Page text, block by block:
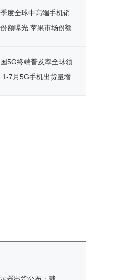
季度全球中高端手机销
额曝光 苹果市场份额
5G终端普及率全球领
1-7月5G手机出货量增